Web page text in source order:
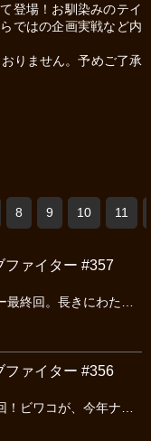
登場！お馴染みのテイ
ではの企画実戦など内
りません。予めご了承
8 9 10 11
ファイター #357
ファイター #356